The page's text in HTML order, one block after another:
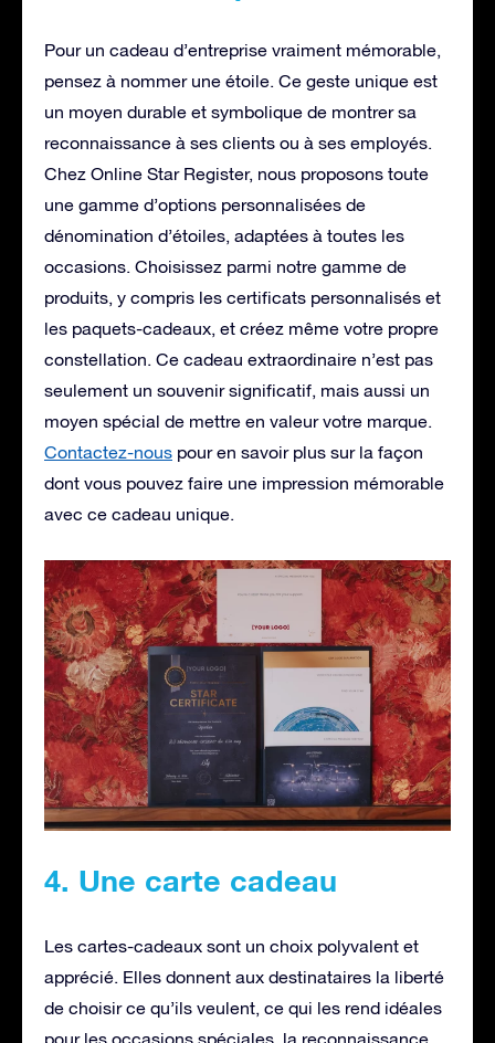
Pour un cadeau d’entreprise vraiment mémorable,
pensez à nommer une étoile. Ce geste unique est
un moyen durable et symbolique de montrer sa
reconnaissance à ses clients ou à ses employés.
Chez Online Star Register, nous proposons toute
une gamme d’options personnalisées de
dénomination d’étoiles, adaptées à toutes les
occasions. Choisissez parmi notre gamme de
produits, y compris les certificats personnalisés et
les paquets-cadeaux, et créez même votre propre
constellation. Ce cadeau extraordinaire n’est pas
seulement un souvenir significatif, mais aussi un
moyen spécial de mettre en valeur votre marque.
Contactez-nous pour en savoir plus sur la façon
dont vous pouvez faire une impression mémorable
avec ce cadeau unique.
4. Une carte cadeau
Les cartes-cadeaux sont un choix polyvalent et
apprécié. Elles donnent aux destinataires la liberté
de choisir ce qu’ils veulent, ce qui les rend idéales
pour les occasions spéciales, la reconnaissance